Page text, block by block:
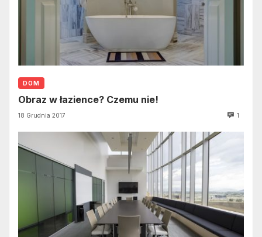
DOM
Obraz w łazience? Czemu nie!
18 Grudnia 2017 1